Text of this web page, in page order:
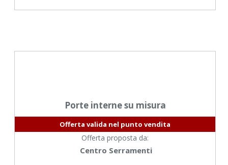
Porte interne su misura
Offerta valida nel punto vendita
Offerta proposta da:
Centro Serramenti